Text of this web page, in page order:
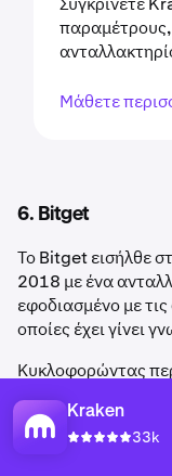
Kraken
33k
Μάθετε
6. Bitget
Το Bitget εισήλθε
2018 με ένα
εφοδιασμένο με
οποίες έχει γίνει
Κυκλοφορώντας
2018, το Bitget
χώρο του crypto,
τελευταία